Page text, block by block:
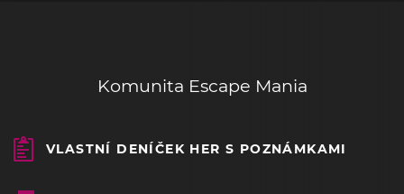
Komunita Escape Mania
VLASTNÍ DENÍČEK HER S POZNÁMKAMI